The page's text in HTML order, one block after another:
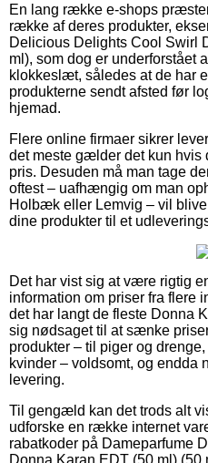
En lang række e-shops
række af deres produkter,
Delicious Delights Cool Swirl
ml), som dog er underforstået
klokkeslæt, således at de har
produkterne sendt afsted før
hjemad.
Flere online firmaer sikrer
det meste gælder det kun hvis
pris. Desuden må man tage
oftest – uafhængig om man
Holbæk eller Lemvig – vil
dine produkter til et
Det har vist sig at være rigtig
information om priser fra flere
det har langt de fleste Donna
sig nødsaget til at sænke
produkter – til piger og
kvinder – voldsomt, og endda
levering.
Til gengæld kan det trods alt
udforske en række internet
rabatkoder på Dameparfume
Donna Karan EDT (50 ml) (50